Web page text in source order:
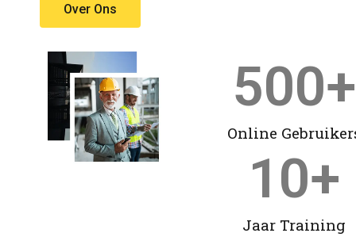
Over Ons
Online
500+
Jaar Training
10+